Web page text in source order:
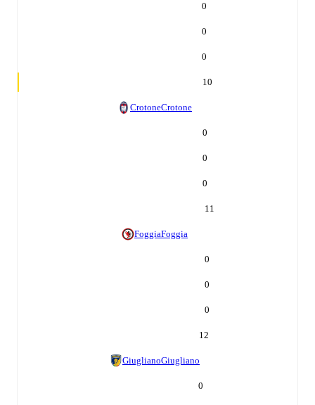
0
0
0
10
CrotoneCrotone
0
0
0
11
FoggiaFoggia
0
0
0
12
GiuglianoGiugliano
0